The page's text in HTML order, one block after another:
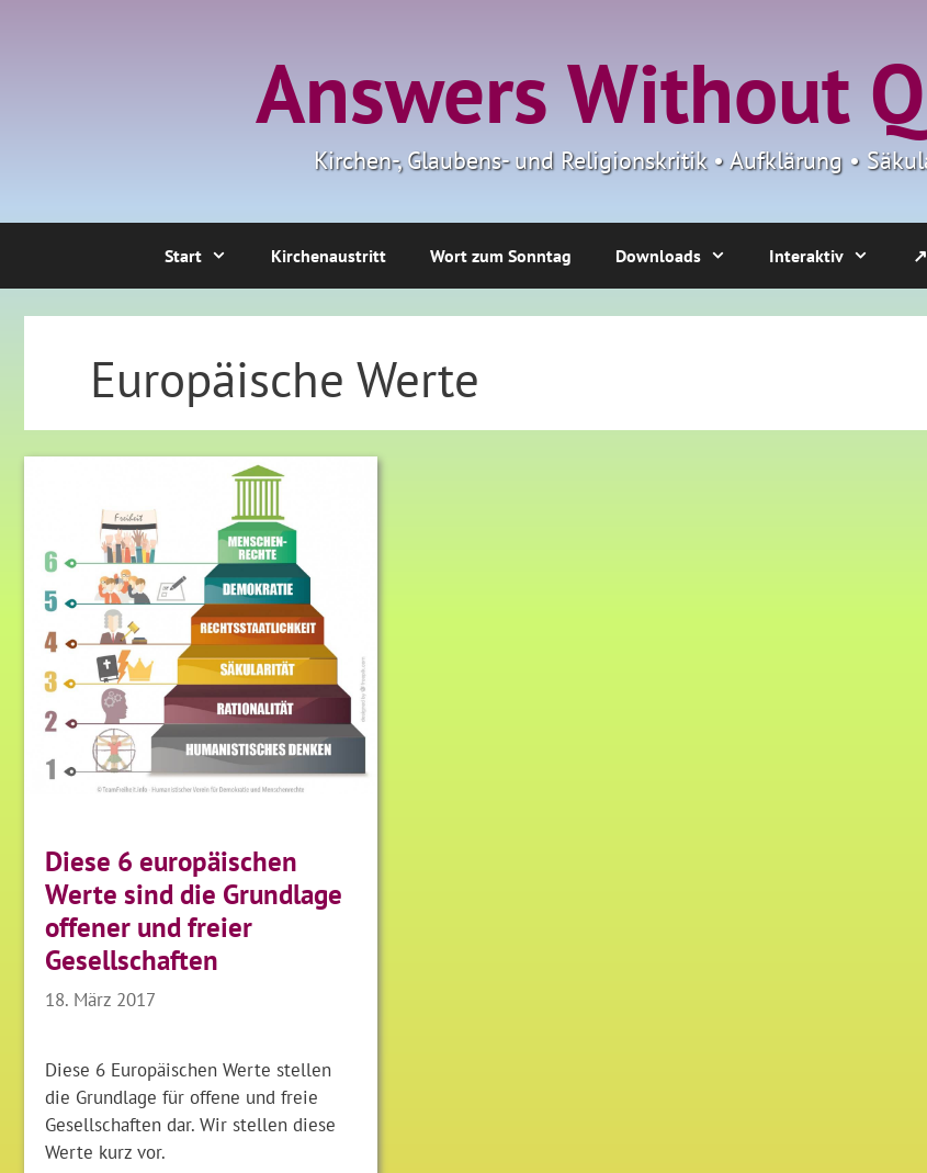
Answers Without
Kirchen-, Glaubens- und Religionskritik • Aufklärung •
Start Kirchenaustritt Wort zum Sonntag Downloads Interaktiv
Europäische Werte
Diese 6 europäischen
Werte sind die Grundlage
offener und freier
Gesellschaften
18. März 2017
Diese 6 Europäischen Werte stellen
die Grundlage für offene und freie
Gesellschaften dar. Wir stellen diese
Werte kurz vor.